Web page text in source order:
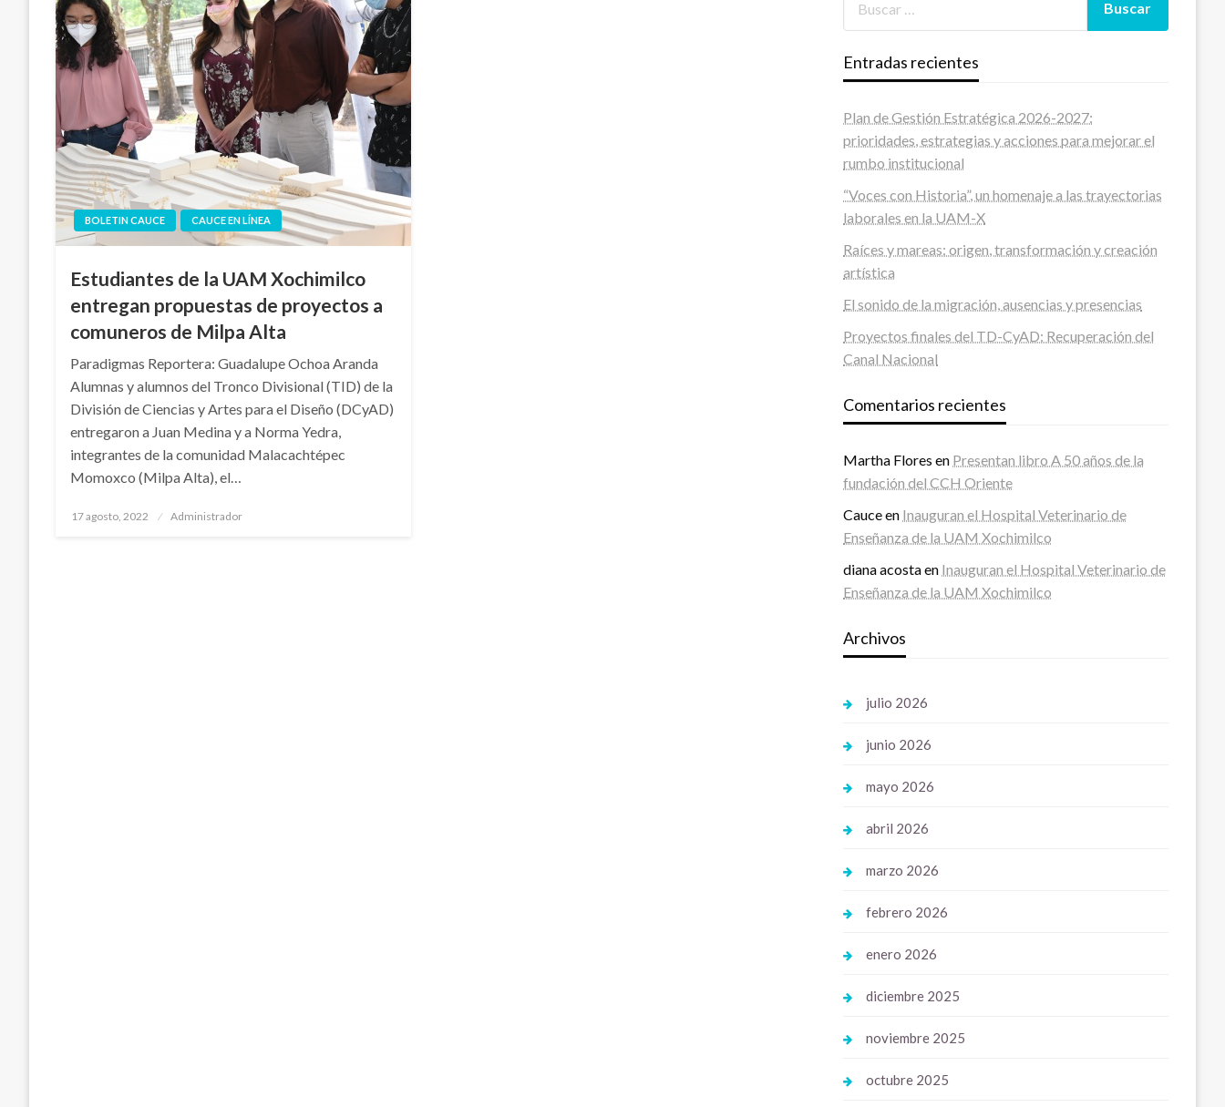
BOLETIN CAUCE CAUCE EN LÍNEA
Estudiantes de la UAM Xochimilco
entregan propuestas de proyectos a
comuneros de Milpa Alta
Paradigmas Reportera: Guadalupe Ochoa Aranda
Alumnas y alumnos del Tronco Divisional (TID) de la
División de Ciencias y Artes para el Diseño (DCyAD)
entregaron a Juan Medina y a Norma Yedra,
integrantes de la comunidad Malacachtépec
Momoxco (Milpa Alta), el…
Publicado
17 agosto, 2022 Administrador
Entradas recientes
Plan de Gestión Estratégica 2026-2027:
prioridades, estrategias y acciones para mejorar el
rumbo institucional
“Voces con Historia”, un homenaje a las trayectorias
laborales en la UAM-X
Raíces y mareas: origen, transformación y creación
artística
El sonido de la migración, ausencias y presencias
Proyectos finales del TD-CyAD: Recuperación del
Canal Nacional
Comentarios recientes
Martha Flores en Presentan libro A 50 años de la
fundación del CCH Oriente
Cauceen Inauguran el Hospital Veterinario de
Enseñanza de la UAM Xochimilco
diana acostaen Inauguran el Hospital Veterinario de
Enseñanza de la UAM Xochimilco
Archivos
julio 2026
junio 2026
mayo 2026
abril 2026
marzo 2026
febrero 2026
enero 2026
diciembre 2025
noviembre 2025
octubre 2025